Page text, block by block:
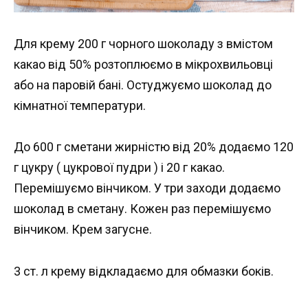
Для крему 200 г чорного шоколаду з вмістом
какао від 50% розтоплюємо в мікрохвильовці
або на паровій бані. Остуджуємо шоколад до
кімнатної температури.
До 600 г сметани жирністю від 20% додаємо 120
г цукру ( цукрової пудри ) і 20 г какао.
Перемішуємо вінчиком. У три заходи додаємо
шоколад в сметану. Кожен раз перемішуємо
вінчиком. Крем загусне.
3 ст. л крему відкладаємо для обмазки боків.